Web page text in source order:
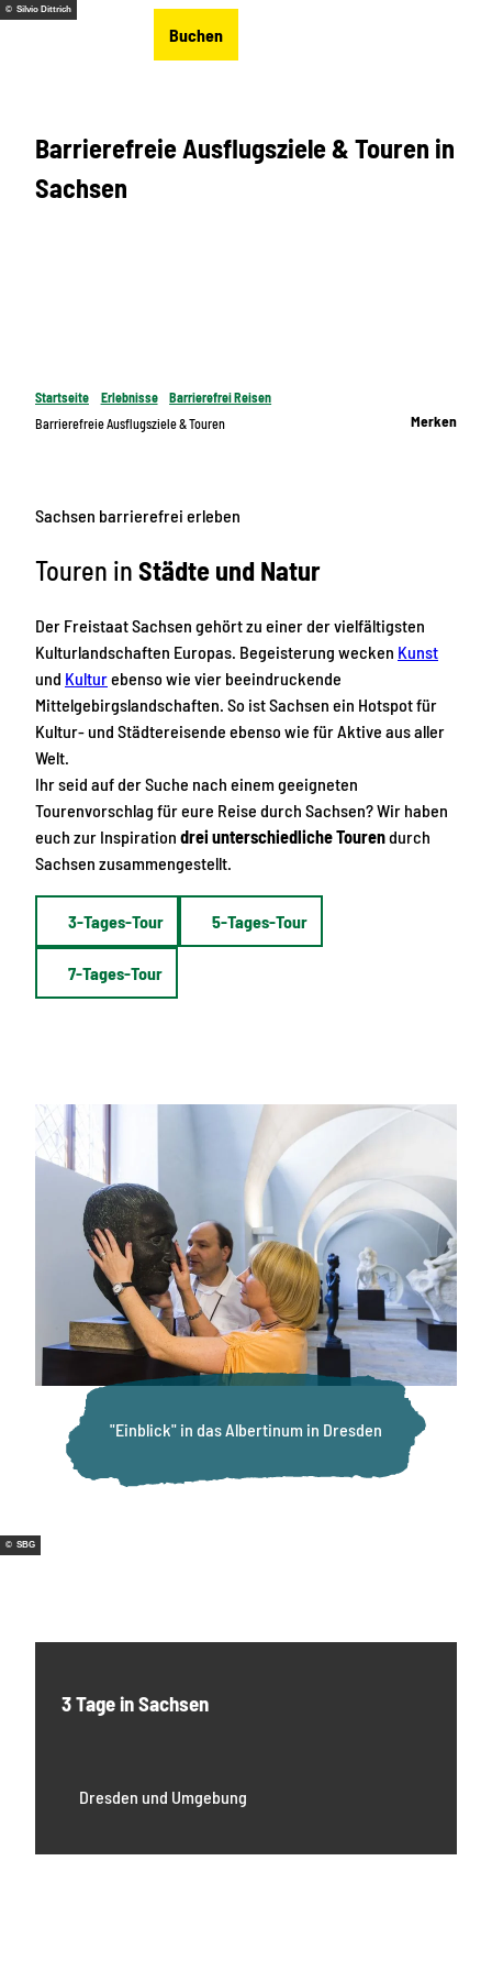
Z
Buchen
© Silvio Dittrich
Barrierefreie Ausflugsziele & Touren in
Sachsen
Startseite Erlebnisse
Barrierefrei Reisen
Barrierefreie Ausflugsziele & Touren
Merken
Sachsen barrierefrei erleben
Touren in Städte und Natur
Der Freistaat Sachsen gehört zu einer der vielfältigsten
Kulturlandschaften Europas. Begeisterung wecken Kunst
und Kulturebenso wie vier beeindruckende
Mittelgebirgslandschaften. So ist Sachsen ein Hotspot für
Kultur- und Städtereisende ebenso wie für Aktive aus aller
Welt.
Ihr seid auf der Suche nach einem geeigneten
Tourenvorschlag für eure Reise durch Sachsen? Wir haben
euch zur Inspiration drei unterschiedliche Tourendurch
Sachsen zusammengestellt.
3-Tages-Tour 5-Tages-Tour
7-Tages-Tour
"Einblick" in das Albertinum in Dresden
© SBG
3 Tage in Sachsen
Dresden und Umgebung